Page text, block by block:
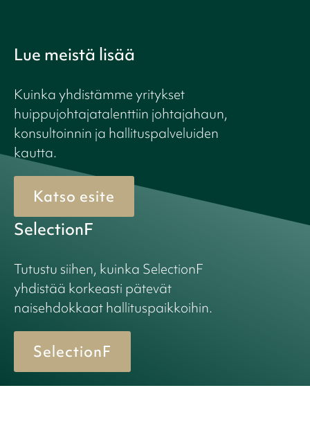
Lue meistä lisää
Kuinka yhdistämme yritykset
huippujohtajatalenttiin johtajahaun,
konsultoinnin ja hallituspalveluiden
kautta.
Katso esite
SelectionF
Tutustu siihen, kuinka SelectionF
yhdistää korkeasti pätevät
naisehdokkaat hallituspaikkoihin.
SelectionF